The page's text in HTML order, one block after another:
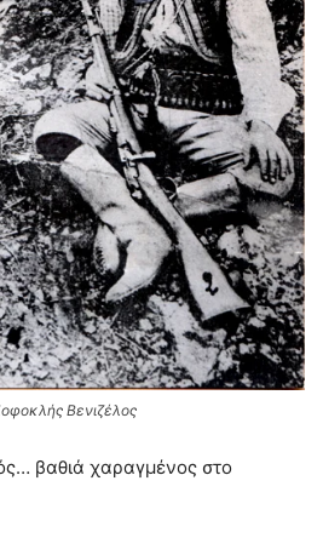
Βενιζέλος
βαθιά χαραγμένος στο